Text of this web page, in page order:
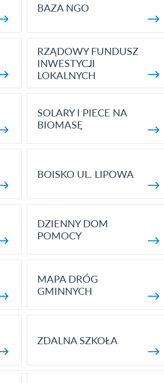
BAZA NGO
RZĄDOWY FUNDUSZ
INWESTYCJI
LOKALNYCH
SOLARY I PIECE NA
BIOMASĘ
BOISKO UL. LIPOWA
DZIENNY DOM
POMOCY
MAPA DRÓG
GMINNYCH
ZDALNA SZKOŁA